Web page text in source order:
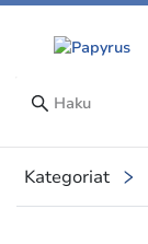
Kategoriat